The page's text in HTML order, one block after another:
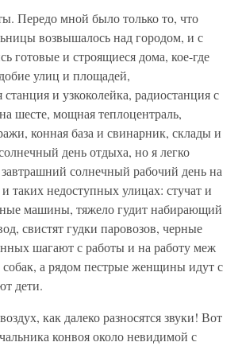
Передо мной было только то, что
возвышалось над городом, и с
готовые и строящиеся дома, кое-где
улиц и площадей,
и узкоколейка, радиостанция с
шесте, мощная теплоцентраль,
конная база и свинарник, склады и
день отдыха, но я легко
завтрашний солнечный рабочий день на
таких недоступных улицах: стучат и
машины, тяжело гудит набирающий
свистят гудки паровозов, черные
шагают с работы и на работу меж
а рядом пестрые женщины идут с
дети.
как далеко разносятся звуки! Вот
конвоя около невидимой с